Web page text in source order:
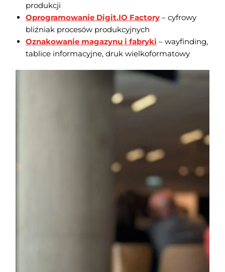
produkcji
Oprogramowanie Digit.IO Factory– cyfrowy
bliźniak procesów produkcyjnych
Oznakowanie magazynu i fabryki – wayfinding,
tablice informacyjne, druk wielkoformatowy